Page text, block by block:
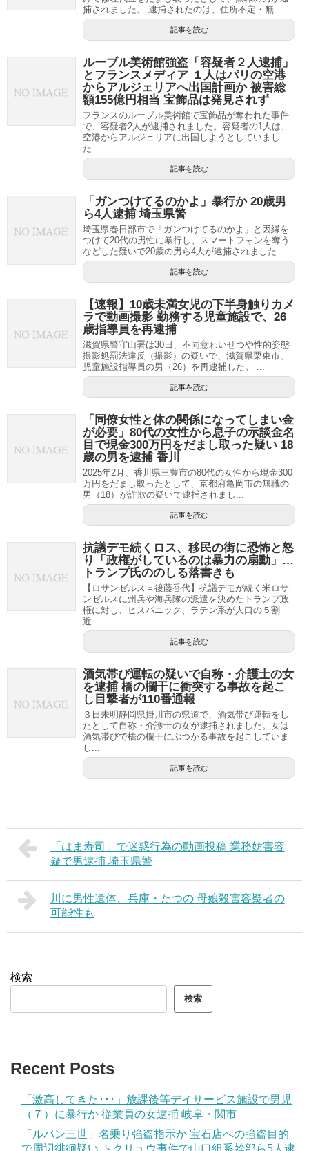
捕されました。 逮捕されたのは、住所不定・無...
記事を読む
ルーブル美術館強盗「容疑者２人逮捕」
とフランスメディア １人はパリの空港
からアルジェリアへ出国計画か 被害総
額155億円相当 宝飾品は発見されず
フランスのルーブル美術館で宝飾品が奪われた事件
で、容疑者2人が逮捕されました。容疑者の1人は、
空港からアルジェリアに出国しようとしていまし
た...
記事を読む
「ガンつけてるのかよ」暴行か 20歳男
ら4人逮捕 埼玉県警
埼玉県春日部市で「ガンつけてるのかよ」と因縁を
つけて20代の男性に暴行し、スマートフォンを奪う
などした疑いで20歳の男ら4人が逮捕されました...
記事を読む
【速報】10歳未満女児の下半身触りカメ
ラで動画撮影 勤務する児童施設で、26
歳指導員を再逮捕
滋賀県警守山署は30日、不同意わいせつや性的姿態
撮影処罰法違反（撮影）の疑いで、滋賀県栗東市、
児童施設指導員の男（26）を再逮捕した。 ...
記事を読む
「同僚女性と体の関係になってしまい金
が必要」80代の女性から息子の示談金名
目で現金300万円をだまし取った疑い 18
歳の男を逮捕 香川
2025年2月、香川県三豊市の80代の女性から現金300
万円をだまし取ったとして、京都府亀岡市の無職の
男（18）が詐欺の疑いで逮捕されまし...
記事を読む
抗議デモ続くロス、移民の街に恐怖と怒
り「政権がしているのは暴力の扇動」…
トランプ氏ののしる落書きも
【ロサンゼルス＝後藤香代】抗議デモが続く米ロサ
ンゼルスに州兵や海兵隊の派遣を決めたトランプ政
権に対し、ヒスパニック、ラテン系が人口の５割
近...
記事を読む
酒気帯び運転の疑いで自称・介護士の女
を逮捕 橋の欄干に衝突する事故を起こ
し目撃者が110番通報
３日未明静岡県掛川市の県道で、酒気帯び運転をし
たとして自称・介護士の女が逮捕されました。女は
酒気帯びで橋の欄干にぶつかる事故を起こしていま
し...
記事を読む
「はま寿司」で迷惑行為の動画投稿 業務妨害容
疑で男逮捕 埼玉県警
川に男性遺体、兵庫・たつの 母娘殺害容疑者の
可能性も
検索
検索
Recent Posts
「激高してきた･･･」放課後等デイサービス施設で男児
（７）に暴行か 従業員の女逮捕 岐阜・関市
「ルパン三世」名乗り強盗指示か 宝石店への強盗目的
で周辺徘徊疑い トクリュウ事件で山口組系幹部ら5人逮